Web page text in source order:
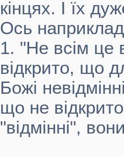
кінцях. І їх
Ось
1. "Не всім це
відкрито, що
Божі
що не
"відмінні",